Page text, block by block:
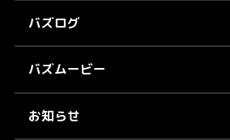
バズログ
バズムービー
お知らせ